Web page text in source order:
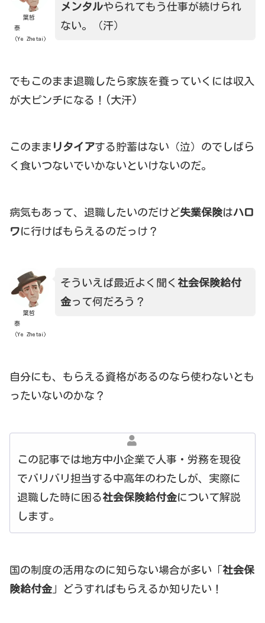
葉哲
泰
（Ye Zhetai)
メンタルやられてもう仕事が続けられ
ない。（汗）
でもこのまま退職したら家族を養っていくには収入
が大ピンチになる！(大汗)
このまま リタイアする貯蓄はない（泣）のでしばら
く食いつないでいかないといけないのだ。
病気もあって、退職したいのだけど失業保険はハロ
ワに行けばもらえるのだっけ？
葉哲
泰
（Ye Zhetai)
そういえば最近よく聞く 社会保険給付
金って何だろう？
自分にも、もらえる資格があるのなら使わないとも
ったいないのかな？
この記事では地方中小企業で人事・労務を現役
でバリバリ担当する中高年のわたしが、実際に
退職した時に困る社会保険給付金について解説
します。
国の制度の活用なのに知らない場合が多い「 社会保
険給付金 」どうすればもらえるか知りたい！